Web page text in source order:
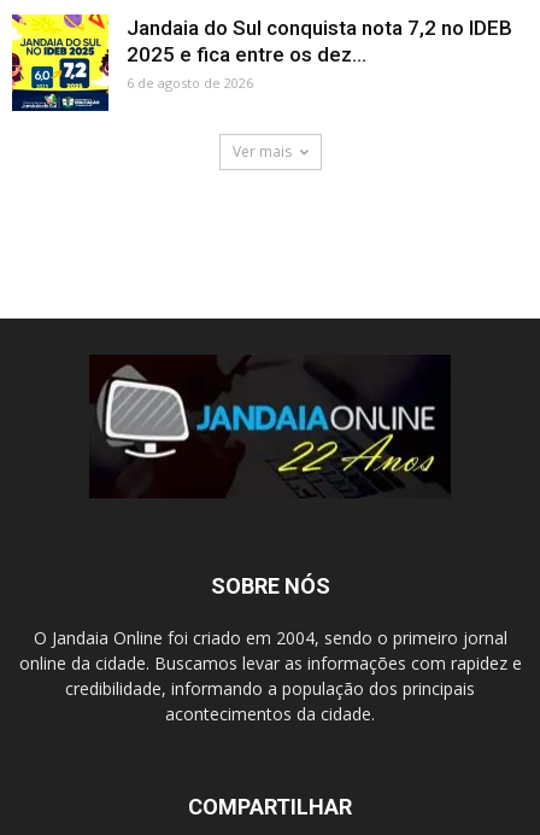
Jandaia do Sul conquista nota 7,2 no IDEB
2025 e fica entre os dez...
6 de agosto de 2026
Ver mais
SOBRE NÓS
O Jandaia Online foi criado em 2004, sendo o primeiro jornal
online da cidade. Buscamos levar as informações com rapidez e
credibilidade, informando a população dos principais
acontecimentos da cidade.
COMPARTILHAR